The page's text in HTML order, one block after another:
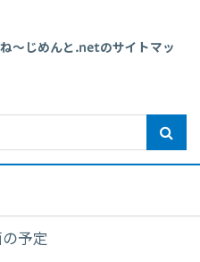
～じめんと.netのサイトマッ
予定